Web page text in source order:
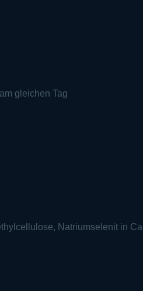
gleichen Tag
Natriumselenit in